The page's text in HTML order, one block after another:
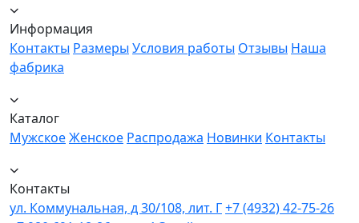
Информация
Контакты Размеры Условия работы Отзывы Наша
фабрика
Каталог
МужскоеЖенское Распродажа Новинки Контакты
Контакты
ул. Коммунальная, д 30/108, лит. Г+7 (4932) 42-75-26